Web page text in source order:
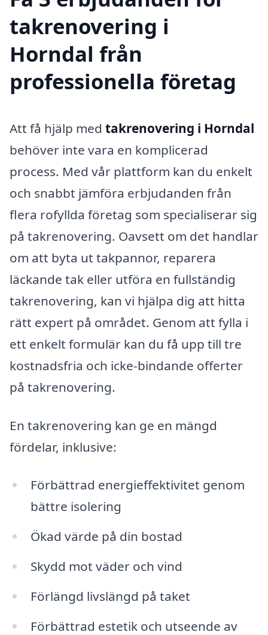
takrenovering i
Horndal från
professionella företag
Att få hjälp med takrenovering i Horndal
behöver inte vara en komplicerad
process. Med vår plattform kan du enkelt
och snabbt jämföra erbjudanden från
flera rofyllda företag som specialiserar sig
på takrenovering. Oavsett om det handlar
om att byta ut takpannor, reparera
läckande tak eller utföra en fullständig
takrenovering, kan vi hjälpa dig att hitta
rätt expert på området. Genom att fylla i
ett enkelt formulär kan du få upp till tre
kostnadsfria och icke-bindande offerter
på takrenovering.
En takrenovering kan ge en mängd
fördelar, inklusive:
Förbättrad energieffektivitet genom
bättre isolering
Ökad värde på din bostad
Skydd mot väder och vind
Förlängd livslängd på taket
Förbättrad estetik och utseende av